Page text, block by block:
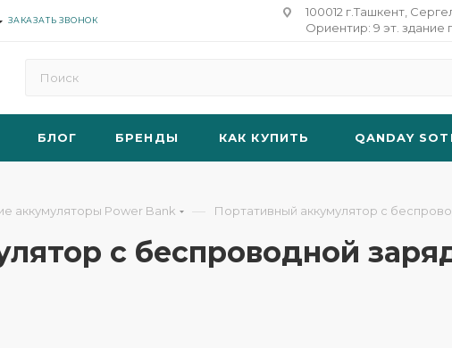
ЗАКАЗАТЬ ЗВОНОК
100012 г.Ташкент,
Ориентир: 9 эт. здание
БЛОГ БРЕНДЫ КАК КУПИТЬ QANDAY
аккумуляторы Power Bank — Портативный аккумулятор с
с беспроводной